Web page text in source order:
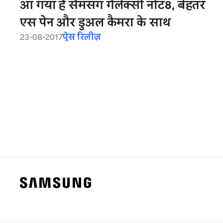
आ गया है सैमसंग गैलेक्सी नोट8, बेहतर
एस पेन और डुअल कैमरा के साथ
23-08-2017प्रेस रिलीज़